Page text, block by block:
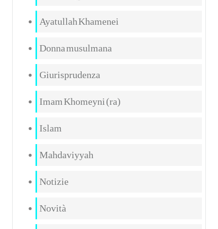
Ayatullah Khamenei
Donna musulmana
Giurisprudenza
Imam Khomeyni (ra)
Islam
Mahdaviyyah
Notizie
Novità